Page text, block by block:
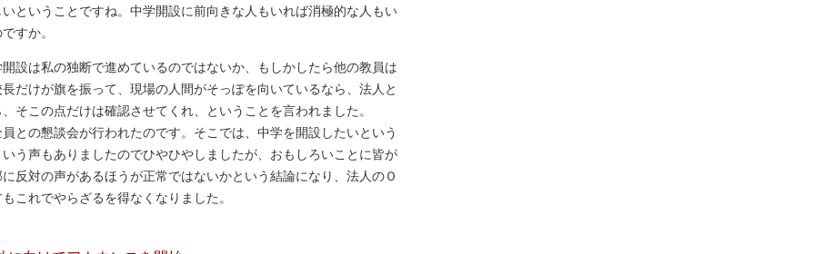
ということですね。中学開設に前向きな人もいれば消極的な人もい
すか。
設は私の独断で進めているのではないか、もしかしたら他の教員は
だけが旗を振って、現場の人間がそっぽを向いているなら、法人と
そこの点だけは確認させてくれ、ということを言われました。
との懇談会が行われたのです。そこでは、中学を開設したいという
う声もありましたのでひやひやしましたが、おもしろいことに皆が
反対の声があるほうが正常ではないかという結論になり、法人のＯ
これでやらざるを得なくなりました。